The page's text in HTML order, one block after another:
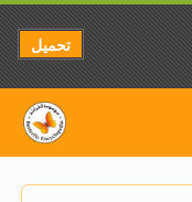
تحميل